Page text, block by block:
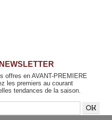
NEWSLETTER
offres en AVANT-PREMIERE
les premiers au courant
tendances de la saison.